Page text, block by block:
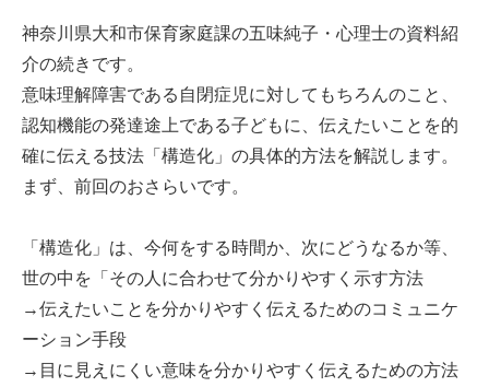
神奈川県大和市保育家庭課の五味純子・心理士の資料紹
介の続きです。
意味理解障害である自閉症児に対してもちろんのこと、
認知機能の発達途上である子どもに、伝えたいことを的
確に伝える技法「構造化」の具体的方法を解説します。
まず、前回のおさらいです。
「構造化」は、今何をする時間か、次にどうなるか等、
世の中を「その人に合わせて分かりやすく示す方法
→伝えたいことを分かりやすく伝えるためのコミュニケ
ーション手段
→目に見えにくい意味を分かりやすく伝えるための方法